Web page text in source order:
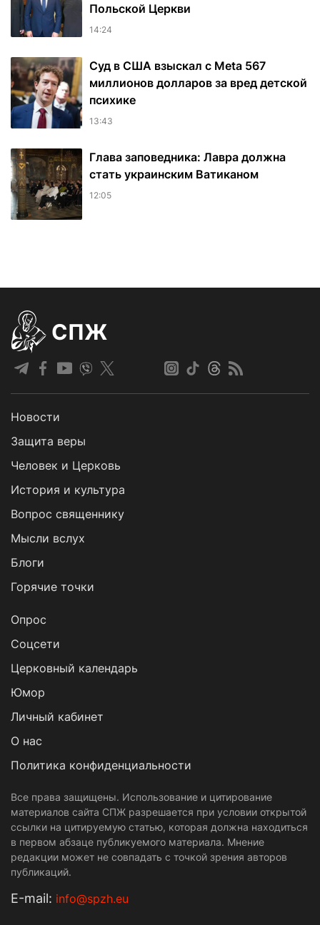
Польской Церкви
14:24
Суд в США взыскал с Meta 567
миллионов долларов за вред детской
психике
13:43
Глава заповедника: Лавра должна
стать украинским Ватиканом
12:05
СПЖ
Новости
Защита веры
Человек и Церковь
История и культура
Вопрос священнику
Мысли вслух
Блоги
Горячие точки
Опрос
Cоцсети
Церковный календарь
Юмор
Личный кабинет
О нас
Политика конфиденциальности
Все права защищены. Использование и цитирование
материалов сайта СПЖ разрешается при условии открытой
ссылки на цитируемую статью, которая должна находиться
в первом абзаце публикуемого материала. Мнение
редакции может не совпадать с точкой зрения авторов
публикаций.
Е-mail: info@spzh.eu